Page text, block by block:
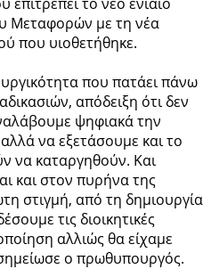
Μεταφορών με τη νέα
που υιοθετήθηκε.
που πατάει πάνω
απόδειξη ότι δεν
ψηφιακά την
να εξετάσουμε και το
να καταργηθούν. Και
και στον πυρήνα της
στιγμή, από τη δημιουργία
τις διοικητικές
αλλιώς θα είχαμε
ο πρωθυπουργός.